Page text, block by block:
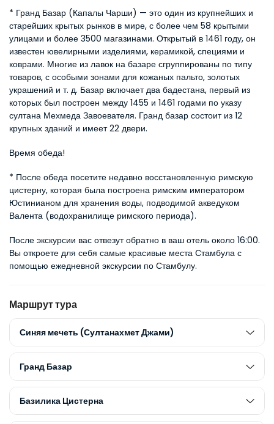
* Гранд Базар (Капалы Чарши) — это один из крупнейших и
старейших крытых рынков в мире, с более чем 58 крытыми
улицами и более 3500 магазинами. Открытый в 1461 году, он
известен ювелирными изделиями, керамикой, специями и
коврами. Многие из лавок на базаре сгруппированы по типу
товаров, с особыми зонами для кожаных пальто, золотых
украшений и т. д. Базар включает два бадестана, первый из
которых был построен между 1455 и 1461 годами по указу
султана Мехмеда Завоевателя. Гранд базар состоит из 12
крупных зданий и имеет 22 двери.
Время обеда!
* После обеда посетите недавно восстановленную римскую
цистерну, которая была построена римским императором
Юстинианом для хранения воды, подводимой акведуком
Валента (водохранилище римского периода).
После экскурсии вас отвезут обратно в ваш отель около 16:00.
Вы откроете для себя самые красивые места Стамбула с
помощью ежедневной экскурсии по Стамбулу.
Маршрут тура
Синяя мечеть (Султанахмет Джами)
Гранд Базар
Базилика Цистерна